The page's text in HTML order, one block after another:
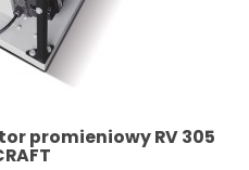
promieniowy RV 305